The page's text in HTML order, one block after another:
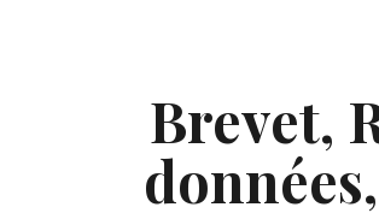
Brevet,